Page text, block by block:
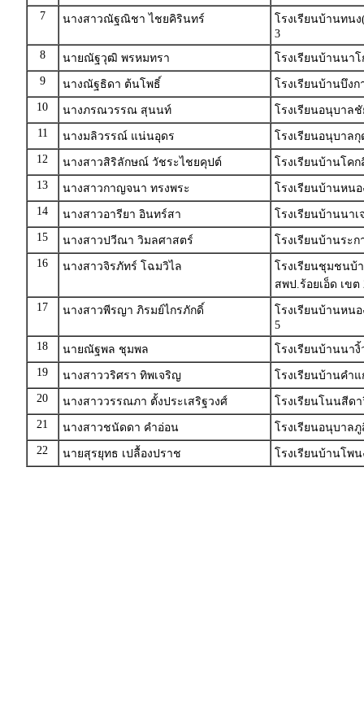
7
นางสาวณัฐณิชา ไชยคิรินทร์
โรงเรียนบ้านทน
3
8
นายณัฐวุฒิ พรหมทรา
โรงเรียนบ้านนา
9
นางณัฐธิดา ต้นโพธิ์
โรงเรียนบ้านบึง
10
นางภรณวรรณ สุนนท์
โรงเรียนอนุบาล
11
นางมลิวรรณ์ แน่นอุดร
โรงเรียนอนุบาล
12
นางสาวสิริลักษณ์ วัชระไชยคุปต์
โรงเรียนบ้านโค
13
นางสาวกาญจนา ทรงพระ
โรงเรียนบ้านหน
14
นางสาวอารียา อินทร์สา
โรงเรียนบ้านนา
15
นางสาวปวีณา วิมลศาสตร์
โรงเรียนบ้านระ
16
นางสาวจิรภัทร์ โฉมวิไล
โรงเรียนชุมชนบ้
สพป.ร้อยเอ็ด เขต
17
นางสาวพีรญา ภิรมย์ไกรภักดิ์
โรงเรียนบ้านหน
5
18
นายณัฐพล ชุมพล
โรงเรียนบ้านนา
19
นางสาววริศรา ทิพเจริญ
โรงเรียนบ้านคำ
20
นางสาววรรณภา ตั้งประเสริฐวงศ์
โรงเรียนโนนสีด
21
นางสาวชนัดดา คำอ่อน
โรงเรียนอนุบาล
22
นายสุรยุทธ เปลื้องปราช โรงเรียนบ้านโพ